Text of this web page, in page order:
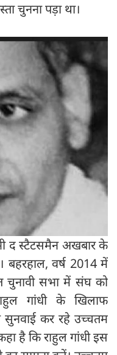
चुनना पड़ा था।
भी द स्टैटसमैन अखबार के
बहरहाल, वर्ष 2014 में
सभा में संघ को
गांधी के खिलाफ
सुनवाई कर रहे उच्चतम
है कि राहुल गांधी इस